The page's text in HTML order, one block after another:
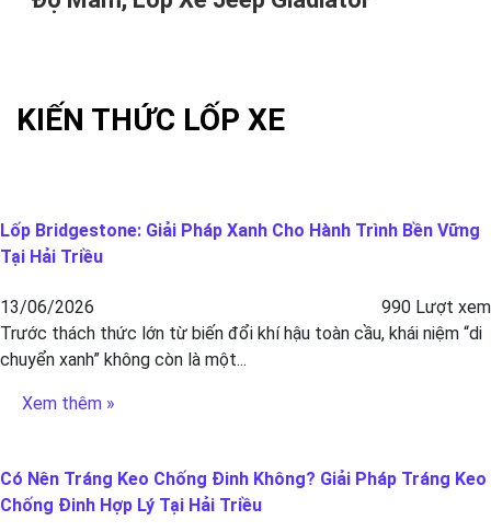
KIẾN THỨC LỐP XE
Lốp Bridgestone: Giải Pháp Xanh Cho Hành Trình Bền Vững
Tại Hải Triều
13/06/2026
990 Lượt xem
Trước thách thức lớn từ biến đổi khí hậu toàn cầu, khái niệm “di
chuyển xanh” không còn là một...
Xem thêm »
Có Nên Tráng Keo Chống Đinh Không? Giải Pháp Tráng Keo
Chống Đinh Hợp Lý Tại Hải Triều